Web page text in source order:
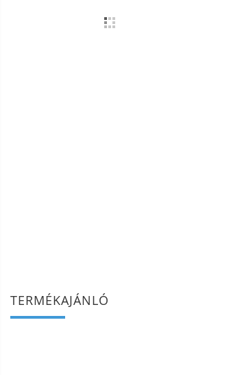
TERMÉKAJÁNLÓ